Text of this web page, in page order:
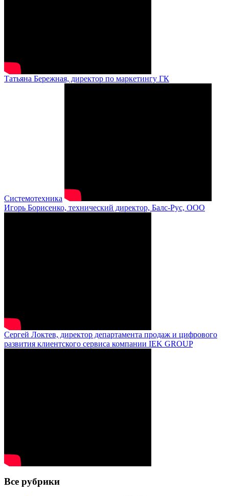
Татьяна Бережная, директор по маркетингу ГК
Системотехника
Игорь Борисенко, технический директор, Балс-Рус, ООО
Сергей Локтев, директор департамента продаж и цифрового
развития клиентского сервиса компании IEK GROUP
Все рубрики